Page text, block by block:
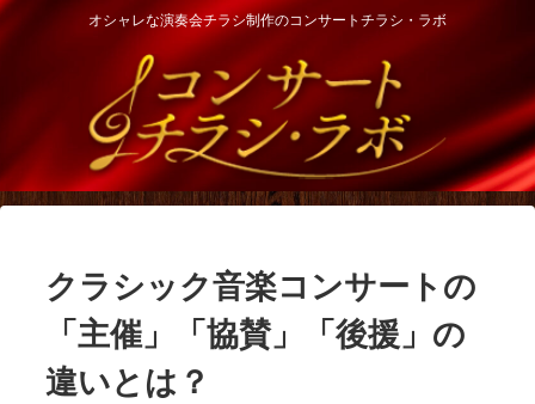
オシャレな演奏会チラシ制作のコンサートチラシ・ラボ
クラシック音楽コンサートの
「主催」「協賛」「後援」の
違いとは？